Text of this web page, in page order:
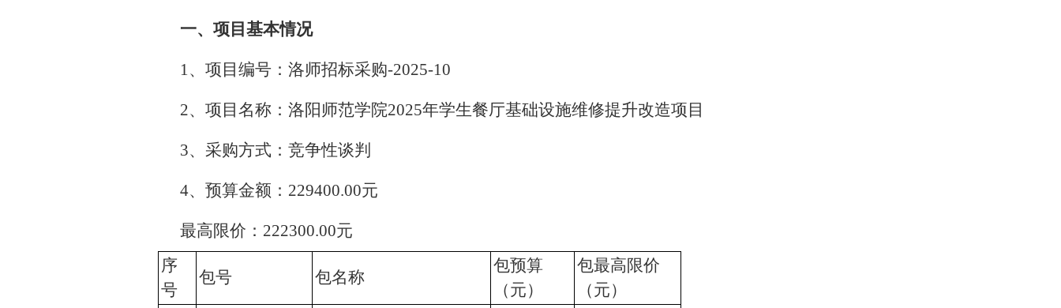
一、项目基本情况
1、项目编号：洛师招标采购-2025-10
2、项目名称：洛阳师范学院2025年学生餐厅基础设施维修提升改造项目
3、采购方式：竞争性谈判
4、预算金额：229400.00元
最高限价：222300.00元
序
号
包号 包名称
包预算
（元）
包最高限价
（元）